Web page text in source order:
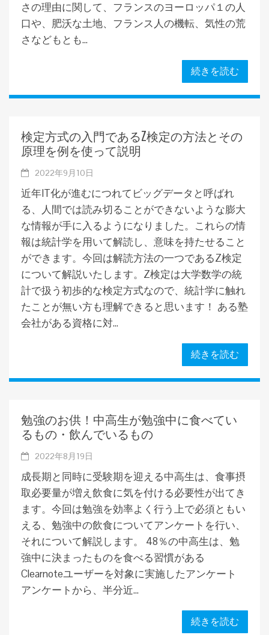
さの理由に関して、フランスのヨーロッパ１の人
口や、肥沃な土地、フランス人の機転、気性の荒
さなどもとも...
続きを読む
検定方式の入門であるZ検定の方法とその
原理を例を使って説明
2022年9月10日
近年IT化が進むにつれてビッグデータと呼ばれ
る、人間では読み切ることができないような膨大
な情報が手に入るようになりました。これらの情
報は統計学を用いて解読し、意味を持たせること
ができます。今回は解読方法の一つであるZ検定
について解説いたします。Z検定は大学数学の統
計で扱う初歩的な検定方式なので、統計学に触れ
たことが無い方も理解できると思います！ ある塾
会社がある資格に対...
続きを読む
勉強のお供！中高生が勉強中に食べてい
るもの・飲んでいるもの
2022年8月19日
成長期と同時に受験期を迎える中高生は、食事摂
取必要量が増え飲食に気を付ける必要性が出てき
ます。今回は勉強を効率よく行う上で必須ともい
える、勉強中の飲食についてアンケートを行い、
それについて解説します。 48％の中高生は、勉
強中に決まったものを食べる習慣がある
Clearnoteユーザーを対象に実施したアンケート
アンケートから、半分近...
続きを読む